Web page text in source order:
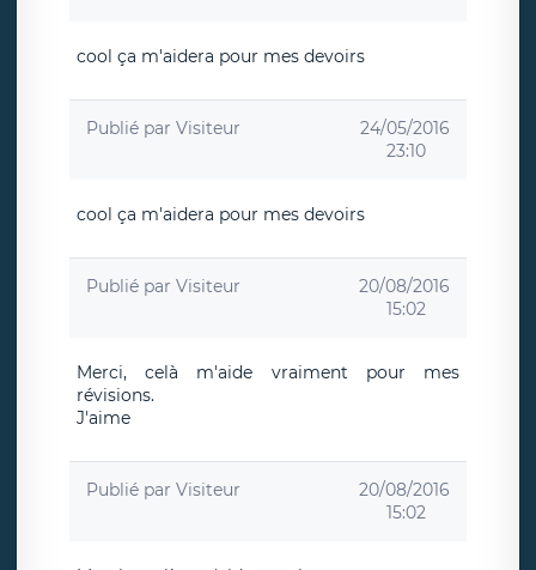
cool ça m'aidera pour mes devoirs
Publié par Visiteur
24/05/2016
23:10
cool ça m'aidera pour mes devoirs
Publié par Visiteur
20/08/2016
15:02
Merci, celà m'aide vraiment pour mes
révisions.
J'aime
Publié par Visiteur
20/08/2016
15:02